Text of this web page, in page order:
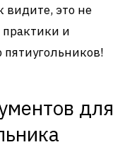
видите, это не
и
для